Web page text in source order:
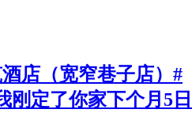
店（宽窄巷子店）#
刚定了你家下个月5日